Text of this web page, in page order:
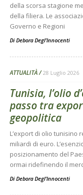
della scorsa stagione
della filiera. Le
Governo e Regioni
Di Debora Degl’Innocenti
ATTUALITÀ 28 Luglio 2026
Tunisia, l’olio
passo tra
geopolitica
L’export di olio tunisino
miliardi di euro.
posizionamento del
ormai ridefinendo il
Di Debora Degl’Innocenti